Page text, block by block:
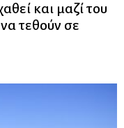
και μαζί του
τεθούν σε